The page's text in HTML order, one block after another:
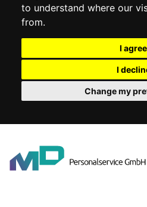
to understand where our
from.
I agree
I
Change my